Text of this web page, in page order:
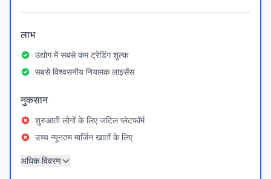
लाभ
उद्योग में सबसे कम ट्रेडिंग शुल्क
सबसे विश्वसनीय नियामक लाइसेंस
नुकसान
शुरुआती लोगों के लिए जटिल प्लेटफॉर्म
उच्च न्यूनतम मार्जिन खातों के लिए
अधिक विवरण